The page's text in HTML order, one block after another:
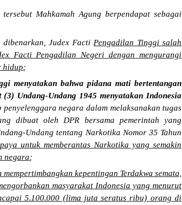
Mahkamah Agung berpendapat sebagai
dibenarkan, Judex FactiPengadilan Tinggi salah
Facti Pengadilan Negeri dengan mengurangi
hidup;
menyatakan bahwa pidana mati bertentangan
Undang-Undang 1945 menyatakan Indonesia
negara dalam melaksanakan tugas
dibuat oleh DPR bersama pemerintah yang
Undang tentang Narkotika Nomor 35 Tahun
untuk memberantas Narkotika yang semakin
negara;
kepentingan Terdakwa semata,
masyarakat Indonesia yang menurut
5.100.000 (lima juta seratus ribu) orang di